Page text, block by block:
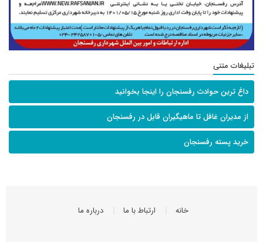
تبلیغات متنی
داغ ترین حوادث رفسنجان را اینجا بخوانید
از مدیران غافل تا ماهیگیران قابل در رفسنجان
خرید پسته رفسنجان
خانه ارتباط با ما درباره ما